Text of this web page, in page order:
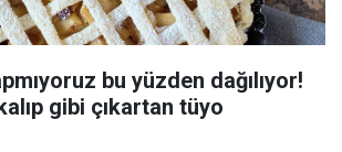
bu yüzden dağılıyor!
gibi çıkartan tüyo